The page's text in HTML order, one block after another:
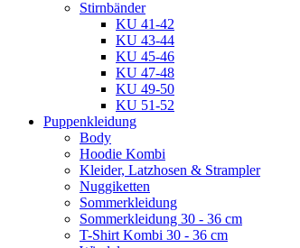
Stirnbänder
KU 41-42
KU 43-44
KU 45-46
KU 47-48
KU 49-50
KU 51-52
Puppenkleidung
Body
Hoodie Kombi
Kleider, Latzhosen & Strampler
Nuggiketten
Sommerkleidung
Sommerkleidung 30 - 36 cm
T-Shirt Kombi 30 - 36 cm